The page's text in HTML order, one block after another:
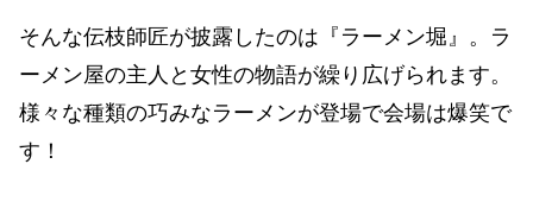
そんな伝枝師匠が披露したのは『ラーメン堀』。ラ
ーメン屋の主人と女性の物語が繰り広げられます。
様々な種類の巧みなラーメンが登場で会場は爆笑で
す！